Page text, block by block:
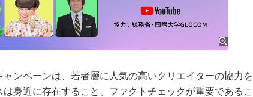
ンペーンは、若者層に人気の高いクリエイターの協力を
身近に存在すること、ファクトチェックが重要であるこ